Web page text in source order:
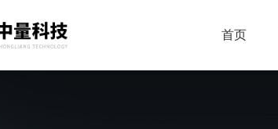
首页